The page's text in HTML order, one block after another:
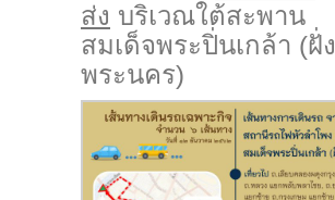
ส่ง บริเวณใต้สะพาน
สมเด็จพระปิ่นเกล้า (ฝั่ง
พระนคร)